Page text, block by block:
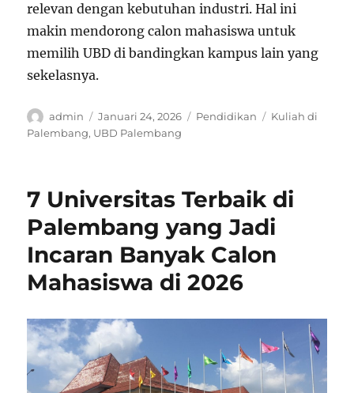
relevan dengan kebutuhan industri. Hal ini
makin mendorong calon mahasiswa untuk
memilih UBD di bandingkan kampus lain yang
sekelasnya.
Author
admin
Posted
on
Januari 24, 2026 Categories
Pendidikan Tags
Kuliah di
Palembang, UBD Palembang
7 Universitas Terbaik di
Palembang yang Jadi
Incaran Banyak Calon
Mahasiswa di 2026